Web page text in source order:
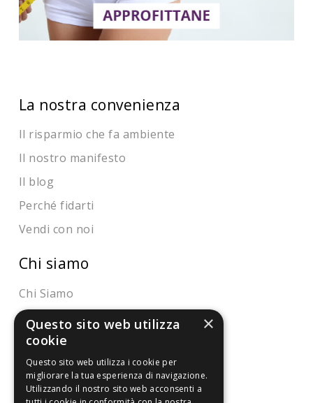
La nostra convenienza
Il risparmio che fa ambiente
Il nostro manifesto
Il blog
Perché fidarti
Vendi con noi
Chi siamo
Chi Siamo
Sostegno e riconoscimenti
Servizio clienti
FAQ
×
Questo sito web utilizza
cookie
Questo sito web utilizza i cookie per
migliorare la tua esperienza di navigazione.
Utilizzando il nostro sito web acconsenti a